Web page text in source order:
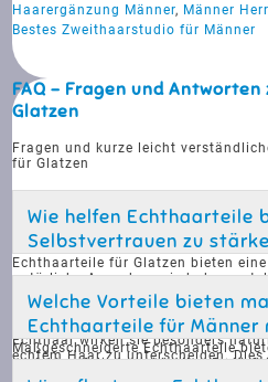
Haarergänzung Männer, Männer
Bestes Zweithaarstudio für Männer
FAQ - Fragen und
Glatzen
Fragen und kurze leicht
für Glatzen
Wie helfen Echthaarteile
Selbstvertrauen zu
Echthaarteile für Glatzen bieten
natürliche Aussehen
zu stärken. Sie sind so konzipiert,
vorhandene Haar integriert werden
Erscheinungsbild bieten. Durch die
Echthaar wirken sie besonders
echtem Haar zu unterscheiden.
Welche Vorteile bieten
Echthaarteile für Männer
Maßgeschneiderte Echthaarteile
perfekt auf die individuellen
Trägers abgestimmt sind. Sie